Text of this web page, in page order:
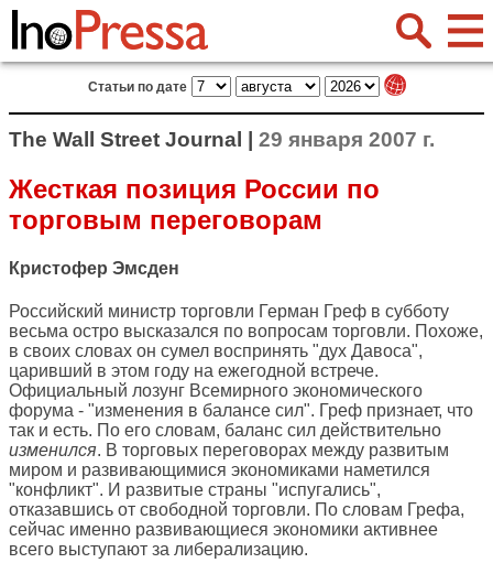
Статьи по дате
The Wall Street Journal | 29 января 2007 г.
Жесткая позиция России по
торговым переговорам
Кристофер Эмсден
Российский министр торговли Герман Греф в субботу
весьма остро высказался по вопросам торговли. Похоже,
в своих словах он сумел воспринять "дух Давоса",
царивший в этом году на ежегодной встрече.
Официальный лозунг Всемирного экономического
форума - "изменения в балансе сил". Греф признает, что
так и есть. По его словам, баланс сил действительно
изменился. В торговых переговорах между развитым
миром и развивающимися экономиками наметился
"конфликт". И развитые страны "испугались",
отказавшись от свободной торговли. По словам Грефа,
сейчас именно развивающиеся экономики активнее
всего выступают за либерализацию.